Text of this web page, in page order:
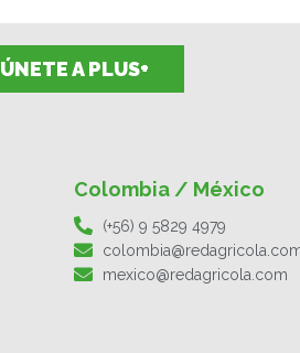
ÚNETE A PLUS+
Colombia / México
(+56) 9 5829 4979
mexico@redagricola.com